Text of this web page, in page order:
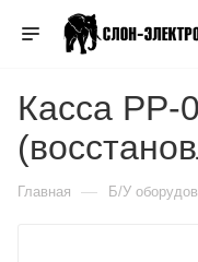
Касса РР-
Главная — Б/У